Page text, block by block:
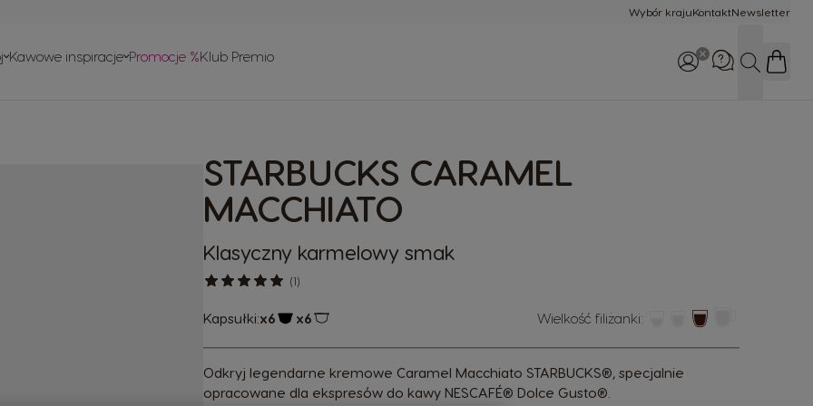
Wybór krajuKontaktNewsletter
Kawowe inspiracje Promocje %Klub Premio SZUKAJ
STARBUCKS CARAMEL
MACCHIATO
Klasyczny karmelowy smak
(1)
Kapsułki:x6 x6 Wielkość filiżanki:
Odkryj legendarne kremowe Caramel Macchiato STARBUCKS®, specjalnie
opracowane dla ekspresów do kawy NESCAFÉ® Dolce Gusto®.